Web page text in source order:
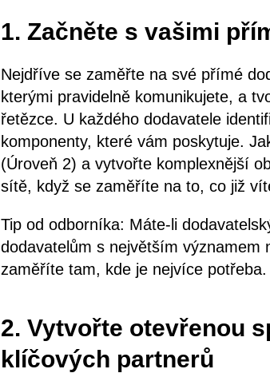
1. Začněte s vašimi
Nejdříve se zaměřte na své přímé
kterými pravidelně komunikujete, a
řetězce. U každého dodavatele
komponenty, které vám poskytuje.
(Úroveň 2) a vytvořte komplexnější
sítě, když se zaměříte na to, co již
Tip od odborníka: Máte-li
dodavatelům s největším významem
zaměříte tam, kde je nejvíce potřeba.
2. Vytvořte otevřenou
klíčových partnerů